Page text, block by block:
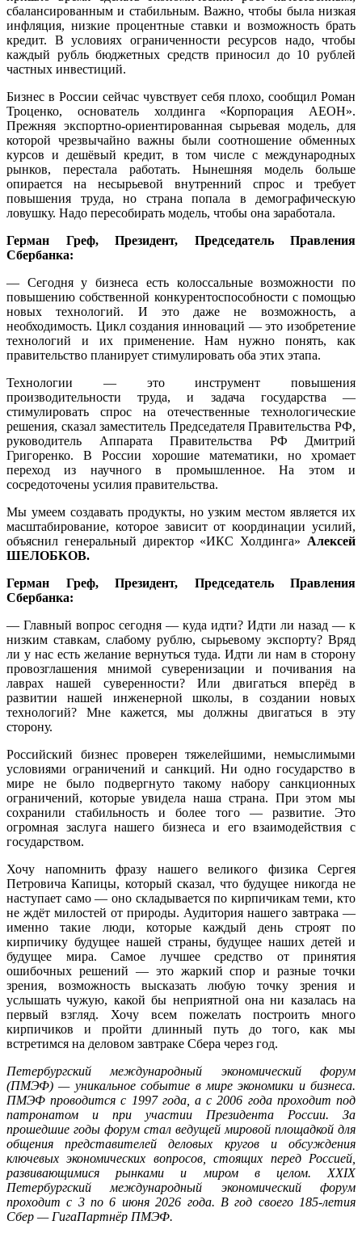
сбалансированным и стабильным. Важно, чтобы была низкая
инфляция, низкие процентные ставки и возможность брать
кредит. В условиях ограниченности ресурсов надо, чтобы
каждый рубль бюджетных средств приносил до 10 рублей
частных инвестиций.
Бизнес в России сейчас чувствует себя плохо, сообщил Роман
Троценко, основатель холдинга «Корпорация АЕОН».
Прежняя экспортно-ориентированная сырьевая модель, для
которой чрезвычайно важны были соотношение обменных
курсов и дешёвый кредит, в том числе с международных
рынков, перестала работать. Нынешняя модель больше
опирается на несырьевой внутренний спрос и требует
повышения труда, но страна попала в демографическую
ловушку. Надо пересобирать модель, чтобы она заработала.
Герман Греф, Президент, Председатель Правления
Сбербанка:
— Сегодня у бизнеса есть колоссальные возможности по
повышению собственной конкурентоспособности с помощью
новых технологий. И это даже не возможность, а
необходимость. Цикл создания инноваций — это изобретение
технологий и их применение. Нам нужно понять, как
правительство планирует стимулировать оба этих этапа.
Технологии — это инструмент повышения
производительности труда, и задача государства —
стимулировать спрос на отечественные технологические
решения, сказал заместитель Председателя Правительства РФ,
руководитель Аппарата Правительства РФ Дмитрий
Григоренко. В России хорошие математики, но хромает
переход из научного в промышленное. На этом и
сосредоточены усилия правительства.
Мы умеем создавать продукты, но узким местом является их
масштабирование, которое зависит от координации усилий,
объяснил генеральный директор «ИКС Холдинга» Алексей
ШЕЛОБКОВ.
Герман Греф, Президент, Председатель Правления
Сбербанка:
— Главный вопрос сегодня — куда идти? Идти ли назад — к
низким ставкам, слабому рублю, сырьевому экспорту? Вряд
ли у нас есть желание вернуться туда. Идти ли нам в сторону
провозглашения мнимой суверенизации и почивания на
лаврах нашей суверенности? Или двигаться вперёд в
развитии нашей инженерной школы, в создании новых
технологий? Мне кажется, мы должны двигаться в эту
сторону.
Российский бизнес проверен тяжелейшими, немыслимыми
условиями ограничений и санкций. Ни одно государство в
мире не было подвергнуто такому набору санкционных
ограничений, которые увидела наша страна. При этом мы
сохранили стабильность и более того — развитие. Это
огромная заслуга нашего бизнеса и его взаимодействия с
государством.
Хочу напомнить фразу нашего великого физика Сергея
Петровича Капицы, который сказал, что будущее никогда не
наступает само — оно складывается по кирпичикам теми, кто
не ждёт милостей от природы. Аудитория нашего завтрака —
именно такие люди, которые каждый день строят по
кирпичику будущее нашей страны, будущее наших детей и
будущее мира. Самое лучшее средство от принятия
ошибочных решений — это жаркий спор и разные точки
зрения, возможность высказать любую точку зрения и
услышать чужую, какой бы неприятной она ни казалась на
первый взгляд. Хочу всем пожелать построить много
кирпичиков и пройти длинный путь до того, как мы
встретимся на деловом завтраке Сбера через год.
Петербургский международный экономический форум
(ПМЭФ) — уникальное событие в мире экономики и бизнеса.
ПМЭФ проводится с 1997 года, а с 2006 года проходит под
патронатом и при участии Президента России. За
прошедшие годы форум стал ведущей мировой площадкой для
общения представителей деловых кругов и обсуждения
ключевых экономических вопросов, стоящих перед Россией,
развивающимися рынками и миром в целом. XXIX
Петербургский международный экономический форум
проходит с 3 по 6 июня 2026 года. В год своего 185-летия
Сбер — ГигаПартнёр ПМЭФ.